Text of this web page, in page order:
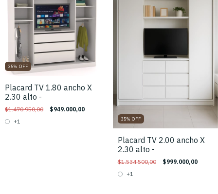
35% OFF
Placard TV 1.80 ancho X
2.30 alto -
$1.470.950,00 $949.000,00
+1 35% OFF
Placard TV 2.00 ancho X
2.30 alto -
$1.534.500,00 $999.000,00
+1